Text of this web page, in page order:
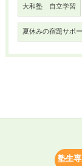
大和塾 自立学習
夏休みの宿題サポ
塾生